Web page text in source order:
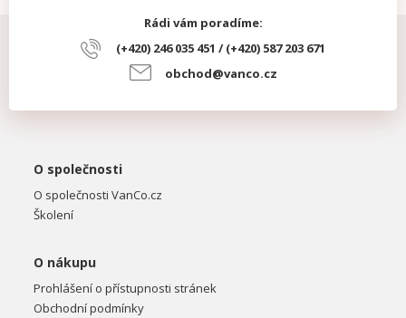
Rádi vám poradíme:
(+420) 246 035 451 / (+420) 587 203 671
obchod@vanco.cz
O společnosti
O společnosti VanCo.cz
Školení
O nákupu
Prohlášení o přístupnosti stránek
Obchodní podmínky